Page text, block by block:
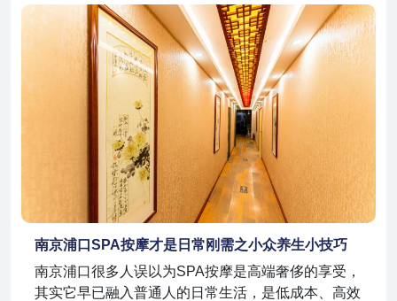
南京浦口SPA按摩才是日常刚需之小众养生小技巧
南京浦口很多人误以为SPA按摩是高端奢侈的享受，
其实它早已融入普通人的日常生活，是低成本、高效